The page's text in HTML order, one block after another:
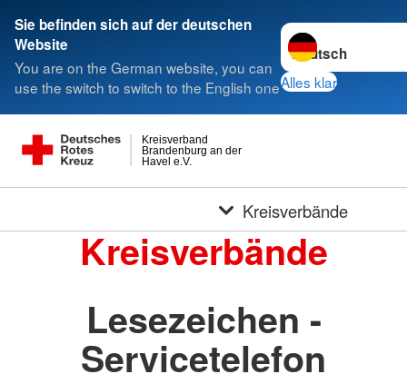
Sie befinden sich auf der deutschen
Website
You are on the German website, you can
use the switch to switch to the English one
Sprache wechseln
Alles klar
Havel e.V.
Brandenburg an der
Kreisverband
Kreisverbände
Kreisverbände
Lesezeichen -
Servicetelefon